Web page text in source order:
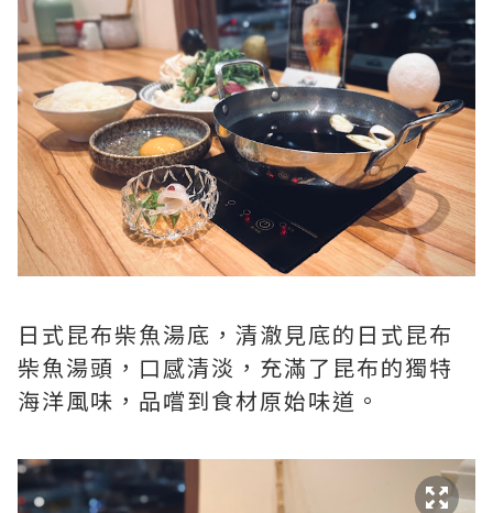
日式昆布柴魚湯底，清澈見底的日式昆布
柴魚湯頭，口感清淡，充滿了昆布的獨特
海洋風味，品嚐到食材原始味道。